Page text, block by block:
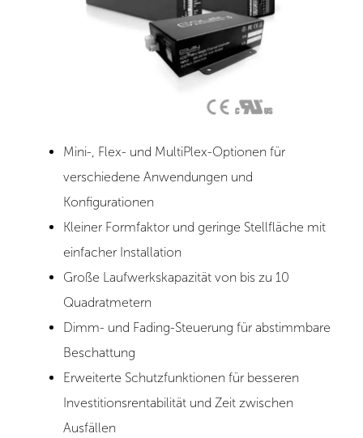
Mini-, Flex- und MultiPlex-Optionen für
verschiedene Anwendungen und
Konfigurationen
Kleiner Formfaktor und geringe Stellfläche mit
einfacher Installation
Große Laufwerkskapazität von bis zu 10
Quadratmetern
Dimm- und Fading-Steuerung für abstimmbare
Beschattung
Erweiterte Schutzfunktionen für besseren
Investitionsrentabilität und Zeit zwischen
Ausfällen